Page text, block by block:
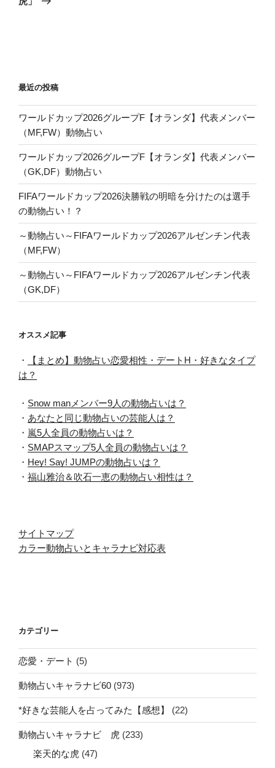
最近の投稿
ワールドカップ2026グループF【オランダ】代表メンバー
（MF,FW）動物占い
ワールドカップ2026グループF【オランダ】代表メンバー
（GK,DF）動物占い
FIFAワールドカップ2026決勝戦の明暗を分けたのは選手
の動物占い！？
～動物占い～FIFAワールドカップ2026アルゼンチン代表
（MF,FW）
～動物占い～FIFAワールドカップ2026アルゼンチン代表
（GK,DF）
オススメ記事
・
【まとめ】動物占い恋愛相性・デートH・好きなタイプ
は？
・ Snow manメンバー9人の動物占いは？
・ あなたと同じ動物占いの芸能人は？
・ 嵐5人全員の動物占いは？
・ SMAPスマップ5人全員の動物占いは？
・ Hey! Say! JUMPの動物占いは？
・ 福山雅治＆吹石一恵の動物占い相性は？
サイトマップ
カラー動物占いとキャラナビ対応表
カテゴリー
恋愛・デート (5)
動物占いキャラナビ60 (973)
*好きな芸能人を占ってみた【感想】 (22)
動物占いキャラナビ 虎 (233)
楽天的な虎 (47)